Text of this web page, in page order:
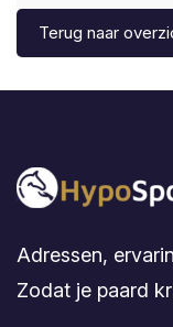
Terug naar
Adressen,
Zodat je paard